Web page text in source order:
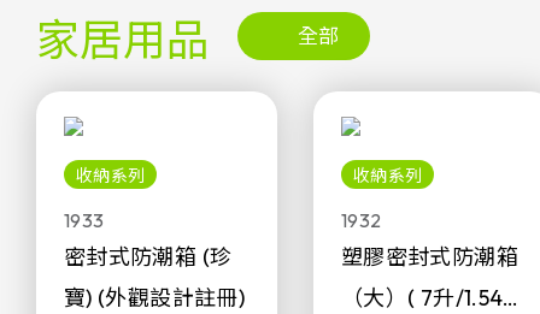
家居用品 全部
收納系列
1933
密封式防潮箱 (珍
寶) (外觀設計註冊)
收納系列
1932
塑膠密封式防潮箱
（大）( 7升/1.54加